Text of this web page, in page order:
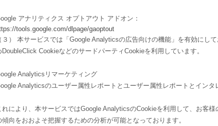
アナリティクス オプトアウト アドオン：
tools.google.com/dlpage/gaoptout
３） 本サービスでは「Google Analyticsの広告向けの機能」を有効にし
DoubleClick CookieなどのサードパーティCookieを利用しています。
Analyticsリマーケティング
Analyticsのユーザー属性レポートとユーザー属性レポートとインタ
れにより、本サービスではGoogle AnalyticsのCookieを利用して、お客
傾向をおおよそ把握するための分析が可能となっております。